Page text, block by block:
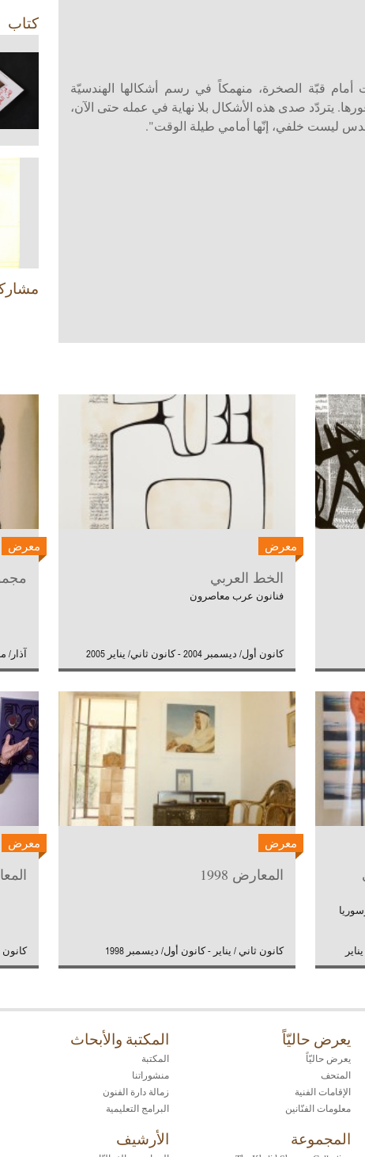
قبّة الصخرة، منهمكاً في رسم أشكالها الهندسيّة
يتردّد صدى هذه الأشكال بلا نهاية في عمله حتى الآن،
ليست خلفي، إنّها أمامي طيلة الوقت".
كتاب
معرض
الخط العربي
فنانون عرب معاصرون
كانون أول/ ديسمبر 2004 - كانون ثاني/ يناير 2005
معرض
آذار/
يناير
معرض
المعارض 1998
كانون ثاني / يناير - كانون أول/ ديسمبر 1998
معرض
كانون
يعرض حاليّاً
يعرض حاليّاً
المتحف
الإقامات الفنية
معلومات الفنّانين
المجموعة
المكتبة والأبحاث
المكتبة
منشوراتنا
زمالة دارة الفنون
البرامج التعليمية
الأرشيف